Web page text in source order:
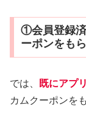
①会員登録
ーポンをも
では、 既にアプ
カムクーポンを